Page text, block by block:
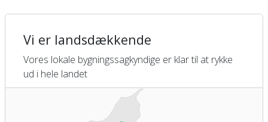
Vi er landsdækkende
Vores lokale bygningssagkyndige er klar til at rykke
ud i hele landet